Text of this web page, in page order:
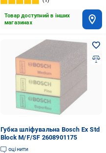
Товар доступний в інших
магазинах
Губка шліфувальна Bosch Ex Std
Block M/F/SF 2608901175
оцінити